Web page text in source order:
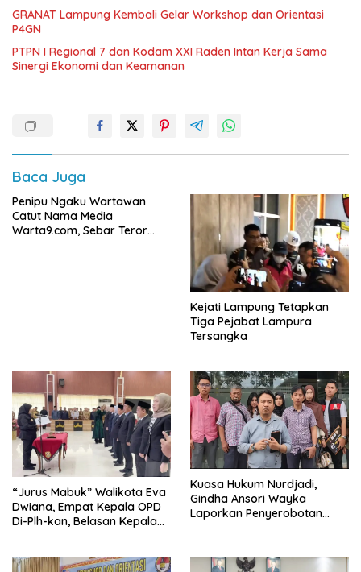
GRANAT Lampung Kembali Gelar Workshop dan Orientasi
P4GN
PTPN I Regional 7 dan Kodam XXI Raden Intan Kerja Sama
Sinergi Ekonomi dan Keamanan
Baca Juga
Penipu Ngaku Wartawan
Catut Nama Media
Warta9.com, Sebar Teror
Kejati Lampung Tetapkan
Tiga Pejabat Lampura
Tersangka
“Jurus Mabuk” Walikota Eva
Dwiana, Empat Kepala OPD
Di-Plh-kan, Belasan Kepala
Kuasa Hukum Nurdjadi,
Gindha Ansori Wayka
Laporkan Penyerobotan